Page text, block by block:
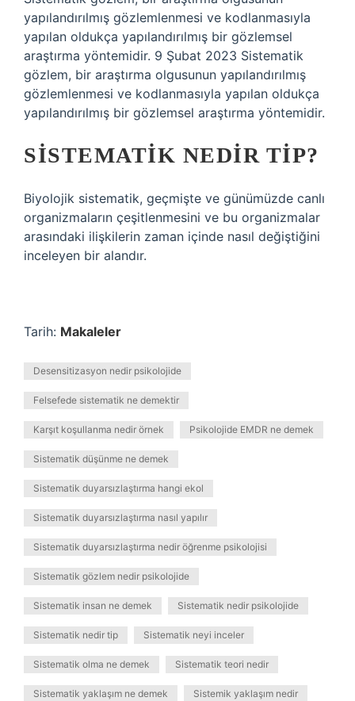
yapılandırılmış gözlemlenmesi ve kodlanmasıyla
yapılan oldukça yapılandırılmış bir gözlemsel
araştırma yöntemidir. 9 Şubat 2023 Sistematik
gözlem, bir araştırma olgusunun yapılandırılmış
gözlemlenmesi ve kodlanmasıyla yapılan oldukça
yapılandırılmış bir gözlemsel araştırma yöntemidir.
SISTEMATIK NEDIR TIP?
Biyolojik sistematik, geçmişte ve günümüzde canlı
organizmaların çeşitlenmesini ve bu organizmalar
arasındaki ilişkilerin zaman içinde nasıl değiştiğini
inceleyen bir alandır.
Tarih: Makaleler
Desensitizasyon nedir psikolojide
Felsefede sistematik ne demektir
Karşıt koşullanma nedir örnek Psikolojide EMDR ne demek
Sistematik düşünme ne demek
Sistematik duyarsızlaştırma hangi ekol
Sistematik duyarsızlaştırma nasıl yapılır
Sistematik duyarsızlaştırma nedir öğrenme psikolojisi
Sistematik gözlem nedir psikolojide
Sistematik insan ne demek Sistematik nedir psikolojide
Sistematik nedir tip Sistematik neyi inceler
Sistematik olma ne demek Sistematik teori nedir
Sistematik yaklaşım ne demek Sistemik yaklaşım nedir